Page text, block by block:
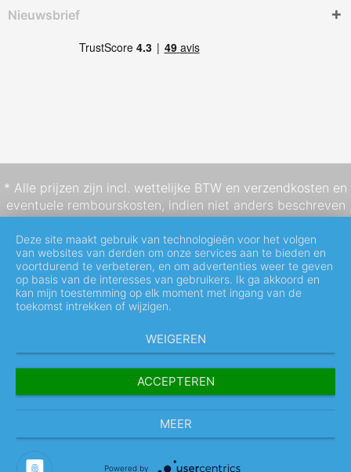
Nieuwsbrief
* Alle prijzen zijn incl. wettelijke BTW en verzendkosten en
eventuele rembourskosten, indien niet anders beschreven
Deze site maakt gebruik van technologieën voor het volgen
van websites van derden om onze services aan te bieden en
voortdurend te verbeteren, en om advertenties weer te geven
op basis van de interesses van gebruikers. Ik ga akkoord en
kan mijn toestemming op elk moment met ingang van de
toekomst intrekken of wijzigen.
WEIGEREN
ACCEPTEREN
MEER
Powered by